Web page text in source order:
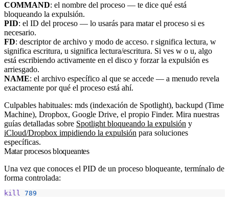
COMMAND: el nombre del proceso — te dice qué está
bloqueando la expulsión.
PID: el ID del proceso — lo usarás para matar el proceso si es
necesario.
FD: descriptor de archivo y modo de acceso. rsignifica lectura, w
significa escritura, u significa lectura/escritura. Si ves w o u, algo
está escribiendo activamente en el disco y forzar la expulsión es
arriesgado.
NAME: el archivo específico al que se accede — a menudo revela
exactamente por qué el proceso está ahí.
Culpables habituales: mds (indexación de Spotlight), backupd (Time
Machine), Dropbox, Google Drive, el propio Finder. Mira nuestras
guías detalladas sobre Spotlight bloqueando la expulsión y
iCloud/Dropbox impidiendo la expulsión para soluciones
específicas.
Matar procesos bloqueantes
Una vez que conoces el PID de un proceso bloqueante, termínalo de
forma controlada:
kill 789